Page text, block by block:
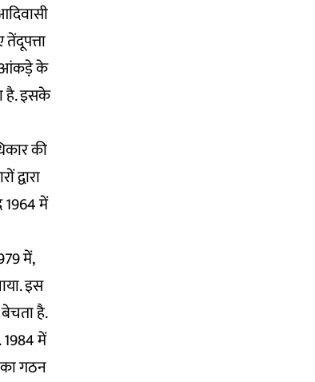
के
है. इसके
की
में
में,
इस
है.
में
गठन